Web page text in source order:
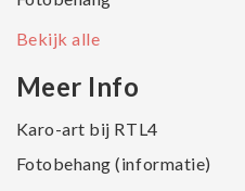
Bekijk alle
Meer Info
Karo-art bij RTL4
Fotobehang (informatie)